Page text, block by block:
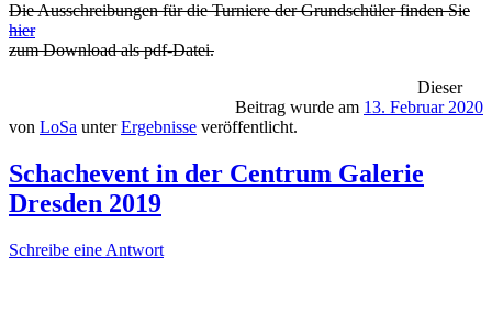
Die Ausschreibungen für die Turniere der Grundschüler finden Sie
hier
zum Download als pdf-Datei.
Dieser
Beitrag wurde am 13. Februar 2020
von LoSa unterErgebnisse veröffentlicht.
Schachevent in der Centrum Galerie
Dresden 2019
Schreibe eine Antwort